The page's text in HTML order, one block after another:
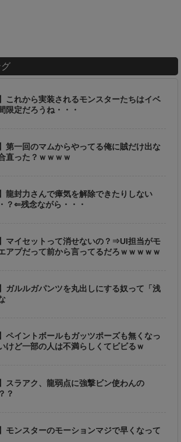
これから実装されるモンスターたちはイベ
限定だろうね・・・
第一回のマムからやってる俺に賊だけ出な
直った？ｗｗｗｗ
龍封力さんで瘴気を解除できたりしない
？⇐残念ながら・・・
】マイセットって消せないの？⇒UI担当がモ
アプだって前から言ってるだろｗｗｗｗｗ
ガルルガパンツを丸出しにする奴って「浅
ペイントボールもガッツポーズも無くなっ
けど一部の人は不満らしくてビビるｗ
スラアク、龍弱点に強撃ビン使わんの
？
モンスターのモーションマジで早くなって